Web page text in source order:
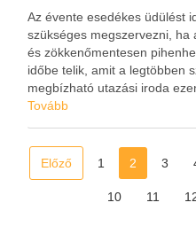
Az évente esedékes üdülést
szükséges megszervezni, ha
és zökkenőmentesen
időbe telik, amit a legtöbben
megbízható utazási iroda
Idő- és energiaráfordítás
Tovább
Előző 1 2 3
10 11